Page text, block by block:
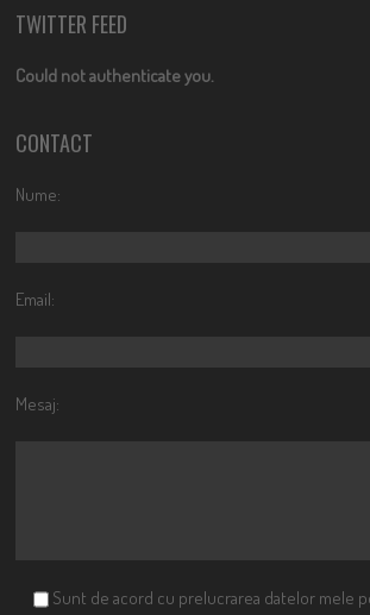
TWITTER FEED
Could not authenticate you.
CONTACT
Nume:
Email:
Mesaj:
Sunt de acord cu prelucrarea datelor mele